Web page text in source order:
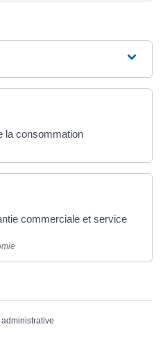
la consommation
commerciale et service